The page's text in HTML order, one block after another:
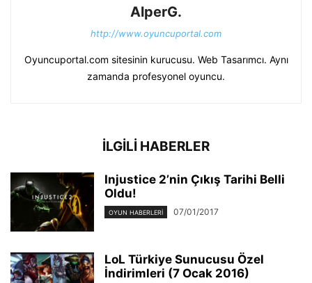
AlperG.
http://www.oyuncuportal.com
Oyuncuportal.com sitesinin kurucusu. Web Tasarımcı. Aynı
zamanda profesyonel oyuncu.
İLGİLİ HABERLER
Injustice 2’nin Çıkış Tarihi Belli
Oldu!
OYUN HABERLERI 07/01/2017
LoL Türkiye Sunucusu Özel
İndirimleri (7 Ocak 2016)